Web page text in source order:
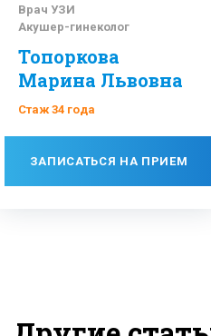
Врач УЗИ
Акушер-гинеколог
Топоркова
Марина Львовна
Стаж 34 года
ЗАПИСАТЬСЯ НА ПРИЕМ